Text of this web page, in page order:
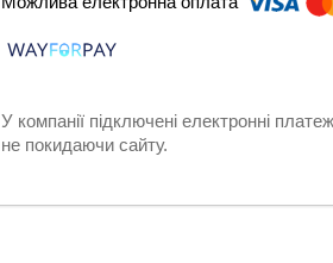
У компанії підключені електронні
не покидаючи сайту.